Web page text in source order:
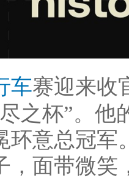
车赛迎来收
之杯”。他
环意总冠军
，面带微笑